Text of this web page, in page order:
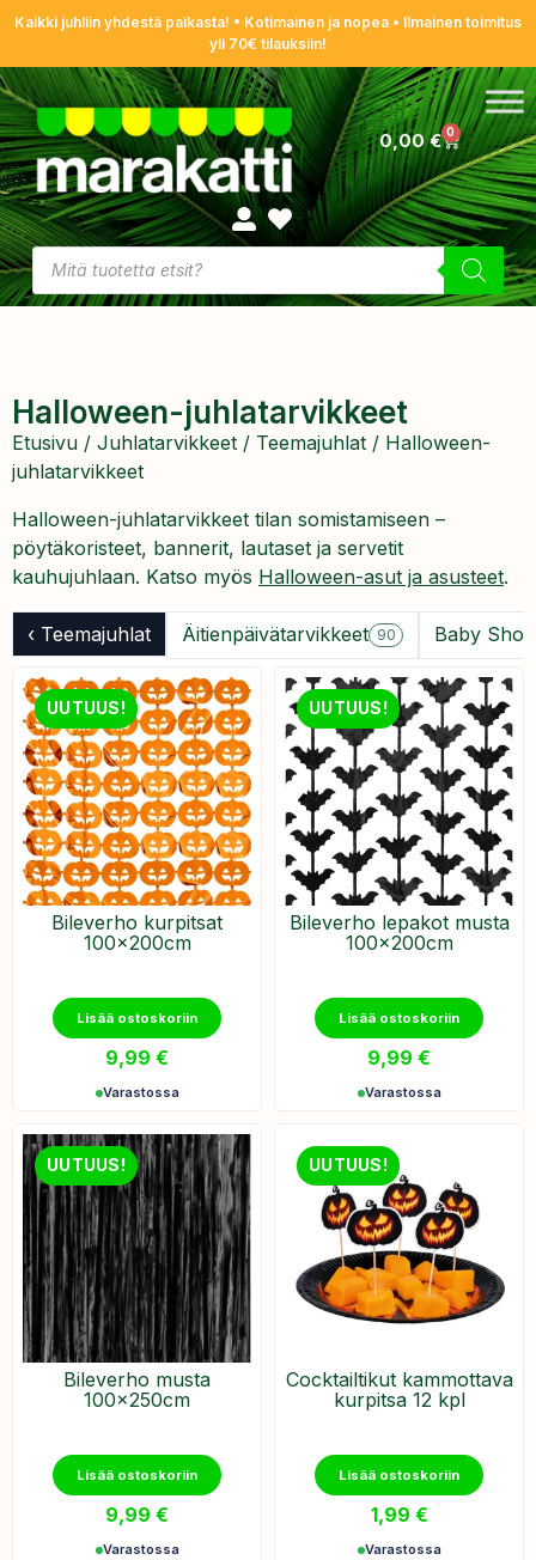
Kaikki juhliin yhdestä paikasta! • Kotimainen ja nopea • Ilmainen toimitus
yli 70€ tilauksiin!
0,00€ 0
Halloween-juhlatarvikkeet
Etusivu / Juhlatarvikkeet / Teemajuhlat / Halloween-
juhlatarvikkeet
Halloween-juhlatarvikkeet tilan somistamiseen –
pöytäkoristeet, bannerit, lautaset ja servetit
kauhujuhlaan. Katso myös Halloween-asut ja asusteet.
‹ Teemajuhlat Äitienpäivätarvikkeet 90 Baby
UUTUUS!
Bileverho kurpitsat
100x200cm
Lisää ostoskoriin
9,99 €
Varastossa
UUTUUS!
Bileverho lepakot musta
100x200cm
Lisää ostoskoriin
9,99 €
Varastossa
UUTUUS!
Bileverho musta
100x250cm
Lisää ostoskoriin
9,99 €
Varastossa
UUTUUS!
Cocktailtikut kammottava
kurpitsa 12 kpl
Lisää ostoskoriin
1,99 €
Varastossa